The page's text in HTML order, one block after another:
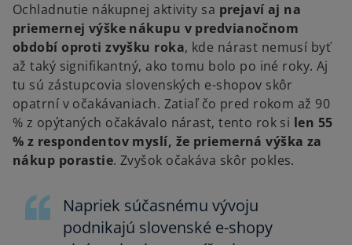
Ochladnutie nákupnej aktivity sa prejaví aj na
priemernej výške nákupu v predvianočnom
období oproti zvyšku roka, kde nárast nemusí byť
až taký signifikantný, ako tomu bolo po iné roky. Aj
tu sú zástupcovia slovenských e-shopov skôr
opatrní v očakávaniach. Zatiaľ čo pred rokom až 90
% z opýtaných očakávalo nárast, tento rok si len 55
% z respondentov myslí, že priemerná výška za
nákup porastie. Zvyšok očakáva skôr pokles.
Napriek súčasnému vývoju
podnikajú slovenské e-shopy